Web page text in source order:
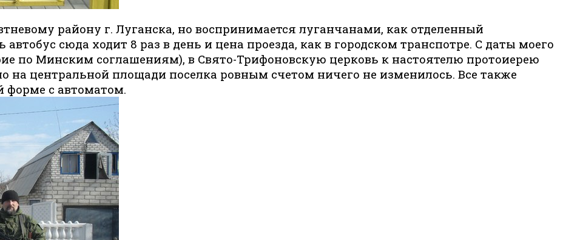
району г. Луганска, но воспринимается луганчанами, как отделенный
сюда ходит 8 раз в день и цена проезда, как в городском транспотре. С даты моего
по Минским соглашениям), в Свято-Трифоновскую церковь к настоятелю протоиерею
на центральной площади поселка ровным счетом ничего не изменилось. Все также
форме с автоматом.